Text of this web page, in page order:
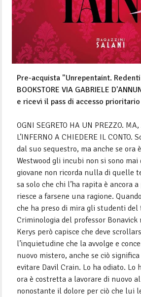
Pre-acquista "Unrepentaint. Redenti
BOOKSTORE VIA GABRIELE
e ricevi il pass di accesso prioritario
OGNI SEGRETO HA UN PREZZO. MA,
L’INFERNO A CHIEDERE IL CONTO.
dal suo sequestro, ma anche se ora
Westwood gli incubi non si sono mai
giovane non ricorda nulla di quelle
sa solo che chi l’ha rapita è ancora
riesce a farsene una ragione.
che ha preso di mira gli studenti del
Criminologia del professor Bonavick
Kerys però capisce che deve
l’inquietudine che la avvolge e
nuovo mistero, anche se ciò
evitare Davil Crain. Lo ha odiato. Lo
ora è costretta a lavorare di nuovo
nonostante il dolore per ciò che lui